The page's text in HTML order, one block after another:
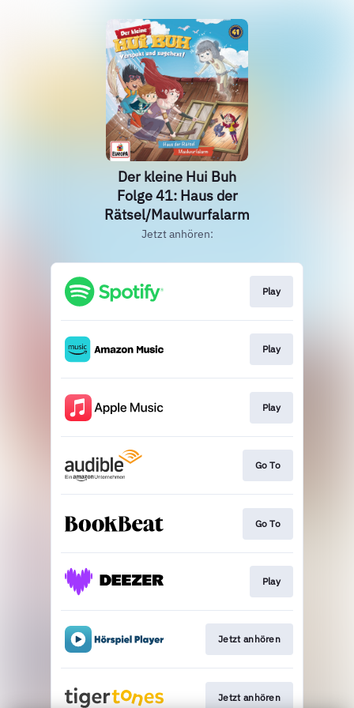
Der kleine Hui Buh
Folge 41: Haus der
Rätsel/Maulwurfalarm
Jetzt anhören:
Play
Play
Play
Go To
Go To
Play
Jetzt anhören
Jetzt anhören